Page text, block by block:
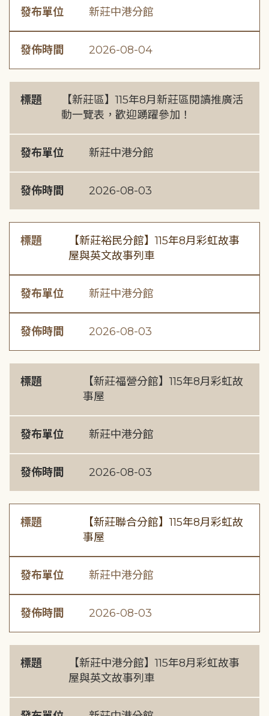
發布單位 新莊中港分館
發佈時間 2026-08-04
標題
【新莊區】115年8月新莊區閱讀推廣活
動一覽表，歡迎踴躍參加！
發布單位 新莊中港分館
發佈時間 2026-08-03
標題
【新莊裕民分館】115年8月彩虹故事
屋與英文故事列車
發布單位 新莊中港分館
發佈時間 2026-08-03
標題
【新莊福營分館】115年8月彩虹故
事屋
發布單位 新莊中港分館
發佈時間 2026-08-03
標題
【新莊聯合分館】115年8月彩虹故
事屋
發布單位 新莊中港分館
發佈時間 2026-08-03
標題
【新莊中港分館】115年8月彩虹故事
屋與英文故事列車